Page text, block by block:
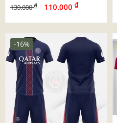
130.000₫ 110.000 ₫
-16%